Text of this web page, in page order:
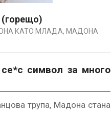
(горещо)
КАТО МЛАДА, МАДОНА
символ за много
трупа, Мадона стана